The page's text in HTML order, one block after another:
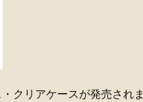
クリアケースが発売されま